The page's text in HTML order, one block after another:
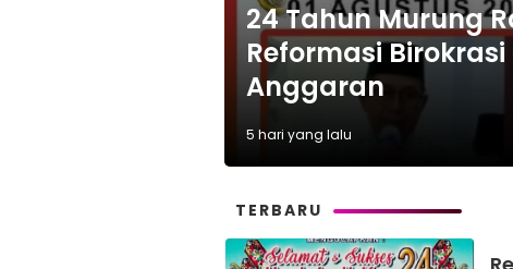
24 Tahun Murung
Reformasi
Anggaran
5 hari yang lalu
TERBARU